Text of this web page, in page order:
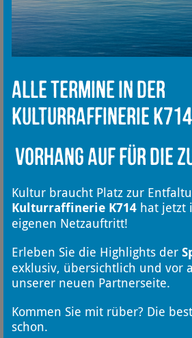
Alle Termine in der
Kulturraffinerie K714
Vorhang auf für die
Kultur braucht Platz zur
Kulturraffinerie K714 hat jetzt
eigenen Netzauftritt!
Erleben Sie die Highlights der
exklusiv, übersichtlich und vor
unserer neuen Partnerseite.
Kommen Sie mit rüber? Die
schon.